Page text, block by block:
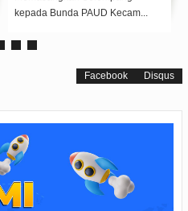
Hadi Suprapto memimp...
Facebook Disqus